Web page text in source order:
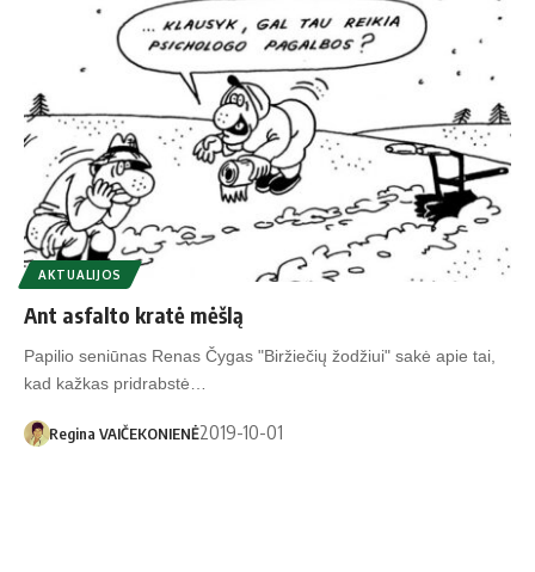
AKTUALIJOS
Ant asfalto kratė mėšlą
Pa­pi­lio se­niū­nas Re­nas Čy­gas "Bir­žie­čių žo­džiui" sa­kė apie tai,
kad kaž­kas pri­drabs­tė…
Regina VAIČEKONIENĖ2019-10-01